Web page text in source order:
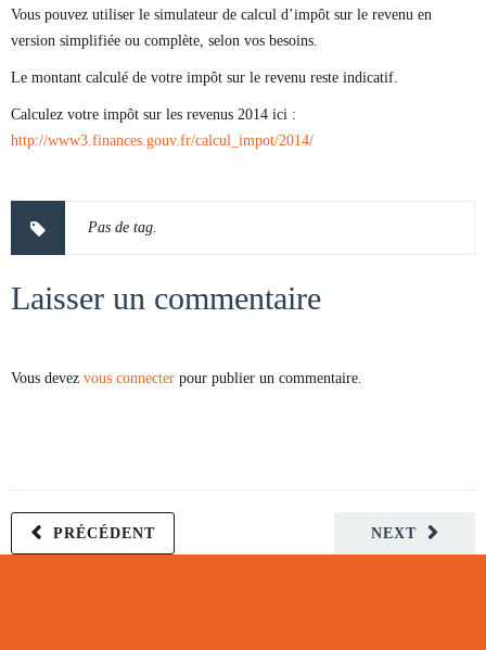
Vous pouvez utiliser le simulateur de calcul d’impôt sur le revenu en
version simplifiée ou complète, selon vos besoins.
Le montant calculé de votre impôt sur le revenu reste indicatif.
Calculez votre impôt sur les revenus 2014 ici :
http://www3.finances.gouv.fr/calcul_impot/2014/
Pas de tag.
Laisser un commentaire
Vous devez vous connecter pour publier un commentaire.
NEXT
PRÉCÉDENT